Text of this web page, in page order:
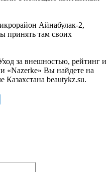
Айнабулак-2,
принять там своих
за внешностью, рейтинг и
«Nazerke» Вы найдете на
beautykz.su.